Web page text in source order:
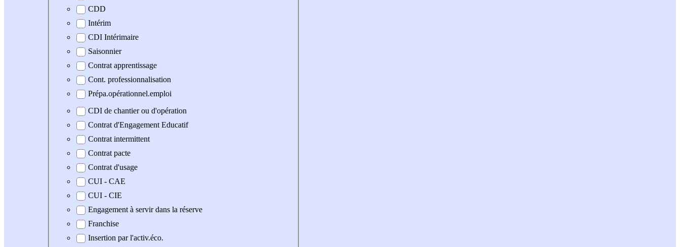
CDD
Intérim
CDI Intérimaire
Saisonnier
Contrat apprentissage
Cont. professionnalisation
Prépa.opérationnel.emploi
CDI de chantier ou d'opération
Contrat d'Engagement Educatif
Contrat intermittent
Contrat pacte
Contrat d'usage
CUI - CAE
CUI - CIE
Engagement à servir dans la réserve
Franchise
Insertion par l'activ.éco.